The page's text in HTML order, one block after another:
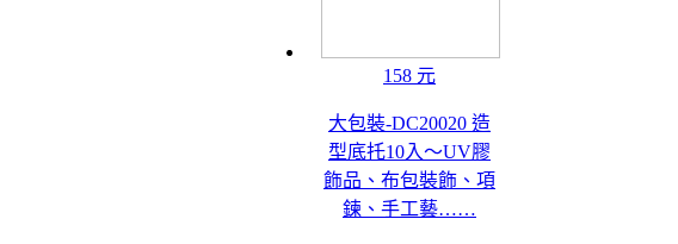
158 元
大包裝-DC20020 造
型底托10入～UV膠
飾品、布包裝飾、項
鍊、手工藝……